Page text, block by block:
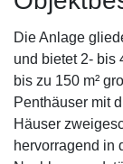
Die Anlage
und bietet 2- bis
bis zu 150 m²
Penthäuser mit
Häuser
hervorragend in